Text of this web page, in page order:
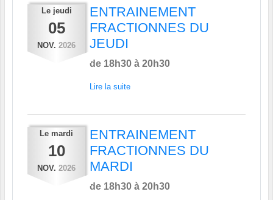
Le jeudi
05
NOV. 2026
ENTRAINEMENT
FRACTIONNES DU
JEUDI
de 18h30 à 20h30
Lire la suite
Le mardi
10
NOV. 2026
ENTRAINEMENT
FRACTIONNES DU
MARDI
de 18h30 à 20h30